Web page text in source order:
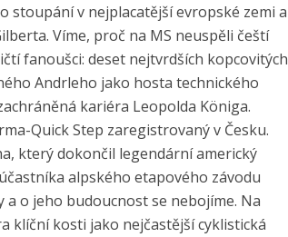
stoupání v nejplacatější evropské zemi a
Víme, proč na MS neuspěli čeští
fanoušci: deset nejtvrdších kopcovitých
Andrleho jako hosta technického
kariéra Leopolda Königa.
Quick Step zaregistrovaný v Česku.
který dokončil legendární americký
alpského etapového závodu
o jeho budoucnost se nebojíme. Na
klíční kosti jako nejčastější cyklistická